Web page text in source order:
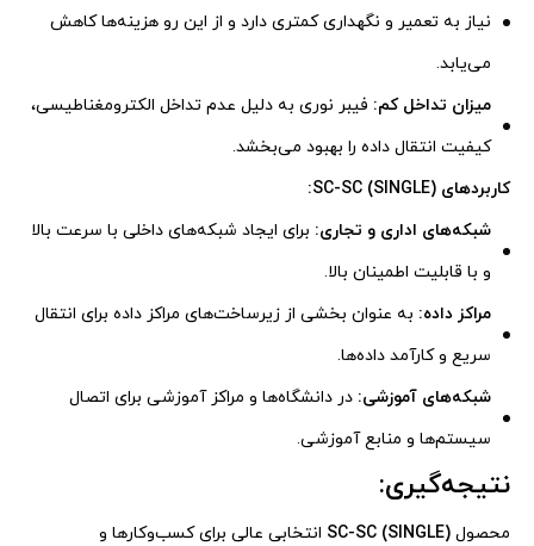
نیاز به تعمیر و نگهداری کمتری دارد و از این رو هزینه‌ها کاهش
می‌یابد.
میزان تداخل کم: فیبر نوری به دلیل عدم تداخل الکترومغناطیسی،
کیفیت انتقال داده را بهبود می‌بخشد.
کاربردهای SC-SC (SINGLE):
شبکه‌های اداری و تجاری: برای ایجاد شبکه‌های داخلی با سرعت بالا
و با قابلیت اطمینان بالا.
مراکز داده: به عنوان بخشی از زیرساخت‌های مراکز داده برای انتقال
سریع و کارآمد داده‌ها.
شبکه‌های آموزشی: در دانشگاه‌ها و مراکز آموزشی برای اتصال
سیستم‌ها و منابع آموزشی.
نتیجه‌گیری:
محصول SC-SC (SINGLE) انتخابی عالی برای کسب‌وکارها و